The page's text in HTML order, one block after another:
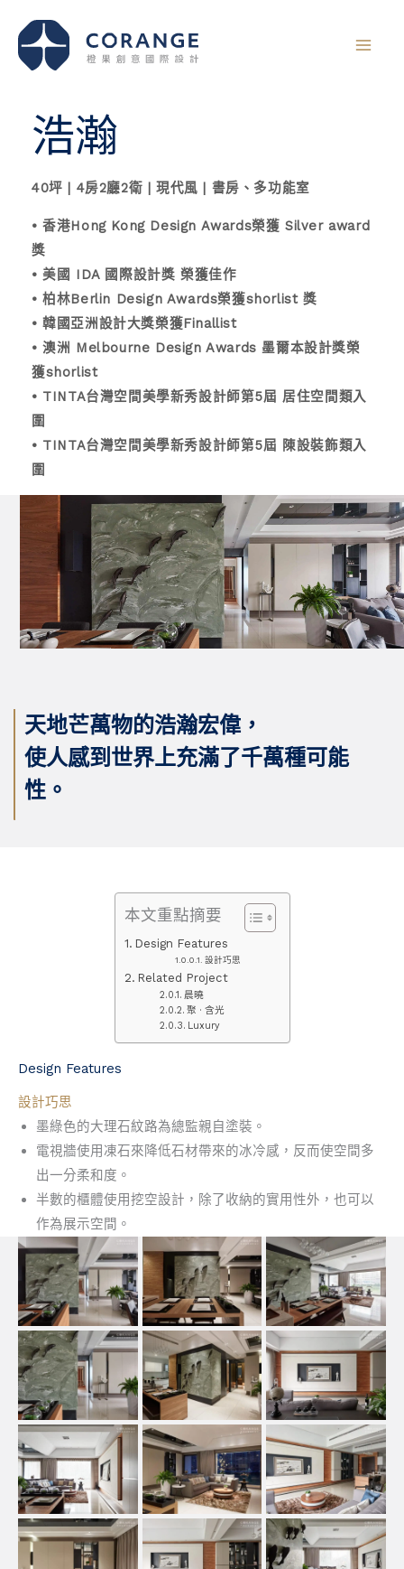
浩瀚
40坪 | 4房2廳2衛 | 現代風 | 書房、多功能室
• 香港Hong Kong Design Awards榮獲 Silver award
獎
• 美國 IDA 國際設計獎 榮獲佳作
• 柏林Berlin Design Awards榮獲shorlist 獎
• 韓國亞洲設計大獎榮獲Finallist
• 澳洲 Melbourne Design Awards 墨爾本設計獎榮
獲shorlist
• TINTA台灣空間美學新秀設計師第5屆 居住空間類入
圍
• TINTA台灣空間美學新秀設計師第5屆 陳設裝飾類入
圍
天地芒萬物的浩瀚宏偉，
使人感到世界上充滿了千萬種可能
性。
本文重點摘要
Design Features
設計巧思
Related Project
晨曉
聚 · 含光
Luxury
Design Features
設計巧思
墨綠色的大理石紋路為總監親自塗裝。
電視牆使用凍石來降低石材帶來的冰冷感，反而使空間多
出一分柔和度。
半數的櫃體使用挖空設計，除了收納的實用性外，也可以
作為展示空間。